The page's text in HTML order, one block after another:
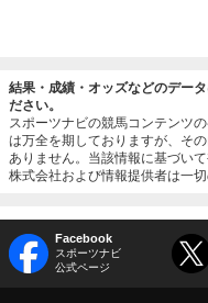
結果・成績・オッズなどのデー
ださい。
スポーツナビの競馬コンテンツ
は万全を期しておりますが、そ
ありません。当該情報に基づい
株式会社および情報提供者は一切
Facebook
スポーツナビ
公式ページ